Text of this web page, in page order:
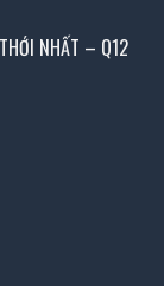
NHẤT – Q12